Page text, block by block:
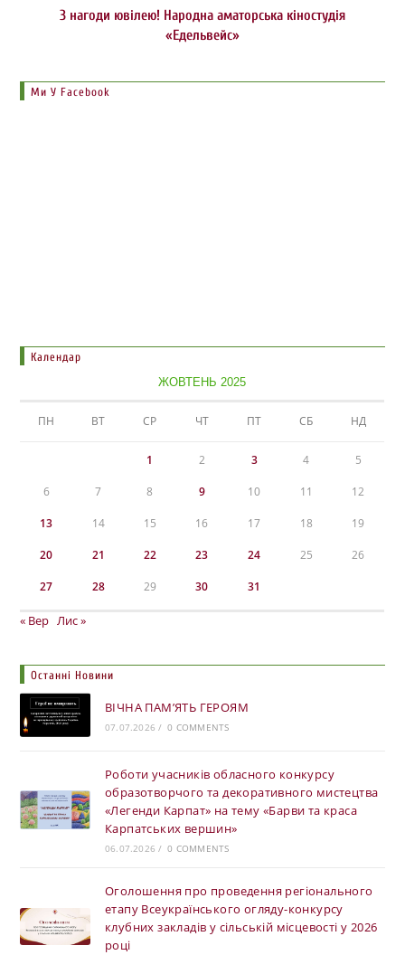
З нагоди ювілею! Народна аматорська кіностудія
«Едельвейс»
Ми У Facebook
Календар
ЖОВТЕНЬ 2025
ПН ВТ СР ЧТ ПТ СБ НД
1 2 3 4 5
6 7 8 9 10 11 12
13 14 15 16 17 18 19
20 21 22 23 24 25 26
27 28 29 30 31
« Вер Лис »
Останні Новини
ВІЧНА ПАМ’ЯТЬ ГЕРОЯМ
07.07.2026 / 0 COMMENTS
Роботи учасників обласного конкурсу
образотворчого та декоративного мистецтва
«Легенди Карпат» на тему «Барви та краса
Карпатських вершин»
06.07.2026 / 0 COMMENTS
Оголошення про проведення регіонального
етапу Всеукраїнського огляду-конкурсу
клубних закладів у сільській місцевості у 2026
році